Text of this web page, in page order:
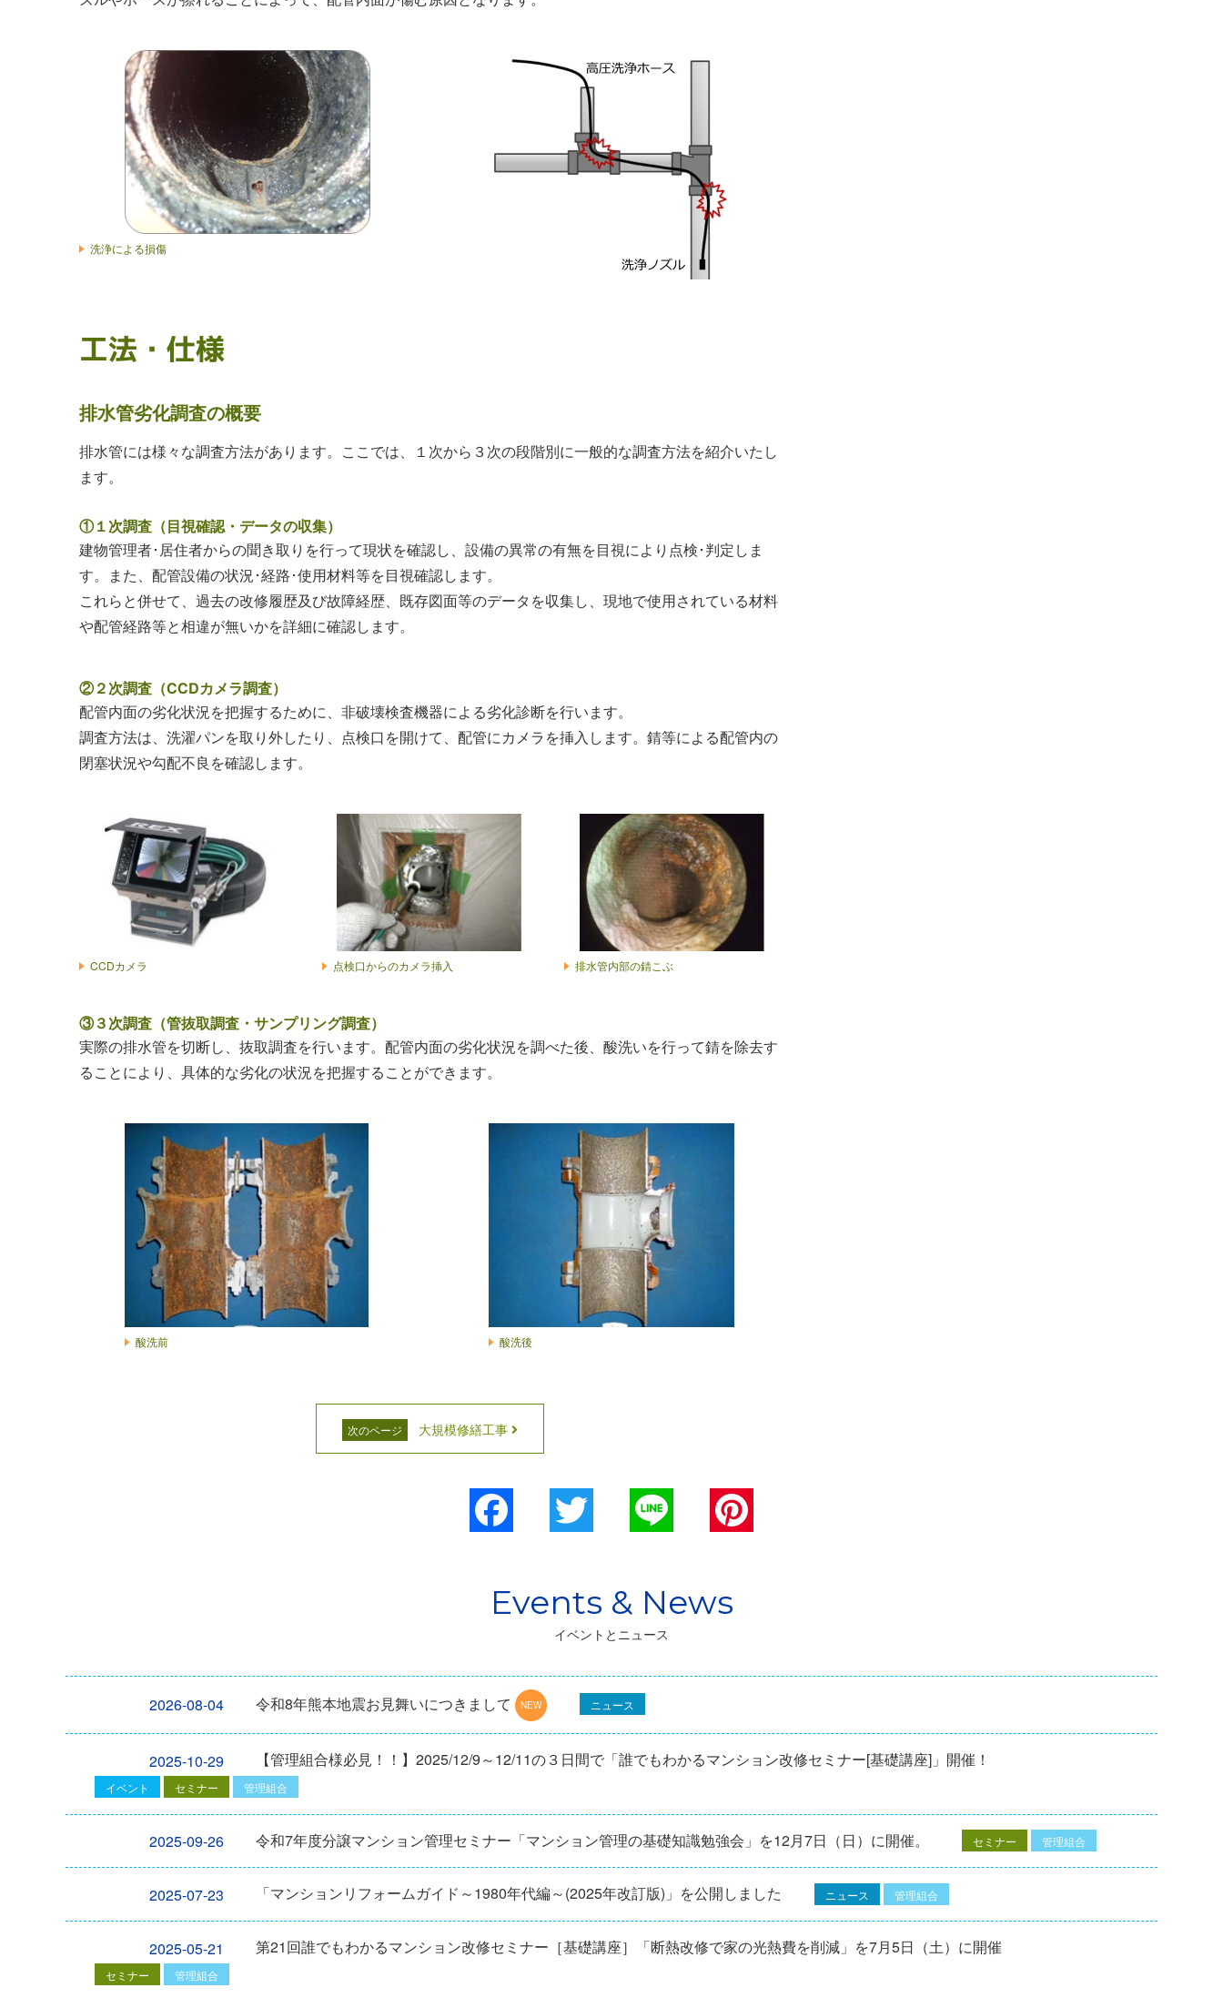
洗浄による損傷
工法・仕様
排水管劣化調査の概要
排水管には様々な調査方法があります。ここでは、１次から３次の段階別に一般的な調査方法を紹介いたし
ます。
①１次調査（目視確認・データの収集）
建物管理者･居住者からの聞き取りを行って現状を確認し、設備の異常の有無を目視により点検･判定しま
す。また、配管設備の状況･経路･使用材料等を目視確認します。
これらと併せて、過去の改修履歴及び故障経歴、既存図面等のデータを収集し、現地で使用されている材料
や配管経路等と相違が無いかを詳細に確認します。
②２次調査（CCDカメラ調査）
配管内面の劣化状況を把握するために、非破壊検査機器による劣化診断を行います。
調査方法は、洗濯パンを取り外したり、点検口を開けて、配管にカメラを挿入します。錆等による配管内の
閉塞状況や勾配不良を確認します。
CCDカメラ 点検口からのカメラ挿入 排水管内部の錆こぶ
③３次調査（管抜取調査・サンプリング調査）
実際の排水管を切断し、抜取調査を行います。配管内面の劣化状況を調べた後、酸洗いを行って錆を除去す
ることにより、具体的な劣化の状況を把握することができます。
酸洗前 酸洗後
次のページ 大規模修繕工事
Facebook
イベントとニュース
2026-08-04 令和8年熊本地震お見舞いにつきまして ニュース
2025-10-29 【管理組合様必見！！】2025/12/9～12/11の３日間で「誰でもわかるマンション改修セミナー[基礎講座]」開催！
イベント セミナー 管理組合
2025-09-26 令和7年度分譲マンション管理セミナー「マンション管理の基礎知識勉強会」を12⽉7⽇（⽇）に開催。 セミナー 管理組合
2025-07-23 「マンションリフォームガイド～1980年代編～(2025年改訂版)」を公開しました ニュース 管理組合
2025-05-21 第21回誰でもわかるマンション改修セミナー［基礎講座］「断熱改修で家の光熱費を削減」を7月5日（土）に開催
セミナー 管理組合